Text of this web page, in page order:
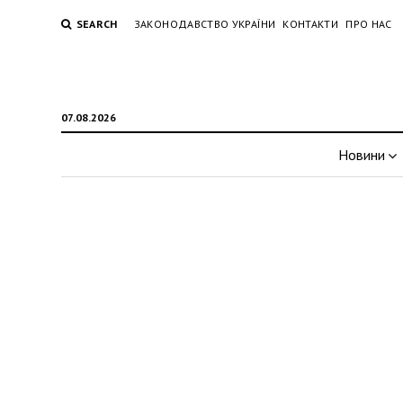
SEARCH ЗАКОНОДАВСТВО УКРАЇНИ КОНТАКТИ ПРО НАС
07.08.2026
Новини